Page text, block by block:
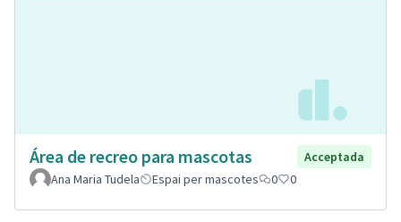
Área de recreo para mascotas
Acceptada
Ana Maria Tudela
Espai per mascotes 0 0